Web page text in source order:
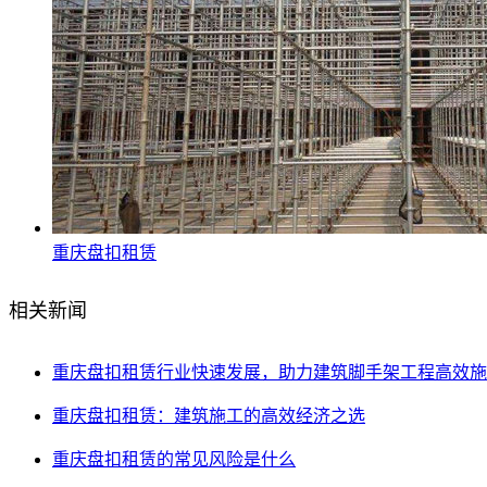
重庆盘扣租赁
相关新闻
重庆盘扣租赁行业快速发展，助力建筑脚手架工程高效
重庆盘扣租赁：建筑施工的高效经济之选
重庆盘扣租赁的常见风险是什么